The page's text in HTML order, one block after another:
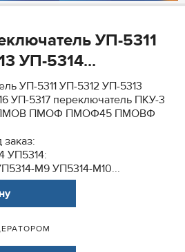
УП-5311
УП-5314...
УП-5311 УП-5312 УП-5313
УП-5317 переключатель ПКУ-3
ПМОВ ПМОФ ПМОФ45 ПМОВФ
УП5314:
М9 УП5314-М10...